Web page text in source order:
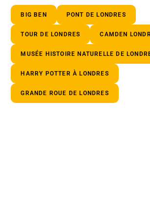
BIG BEN PONT DE LONDRES
TOUR DE LONDRES CAMDEN
MUSÉE HISTOIRE NATURELLE DE
HARRY POTTER À LONDRES
GRANDE ROUE DE LONDRES